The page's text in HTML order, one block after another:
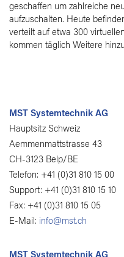
geschaffen um zahlreiche
aufzuschalten. Heute
verteilt auf etwa 300
kommen täglich Weitere
MST Systemtechnik AG
Hauptsitz Schweiz
Aemmenmattstrasse 43
CH-3123 Belp/BE
Telefon: +41 (0)31 810 15 00
Support: +41 (0)31 810 15 10
Fax: +41 (0)31 810 15 05
E-Mail: info@mst.ch